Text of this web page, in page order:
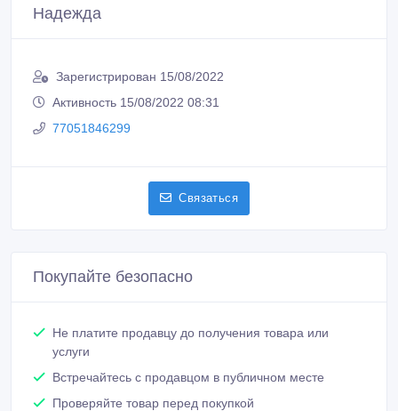
Надежда
Зарегистрирован 15/08/2022
Активность 15/08/2022 08:31
77051846299
Связаться
Покупайте безопасно
Не платите продавцу до получения товара или
услуги
Встречайтесь с продавцом в публичном месте
Проверяйте товар перед покупкой